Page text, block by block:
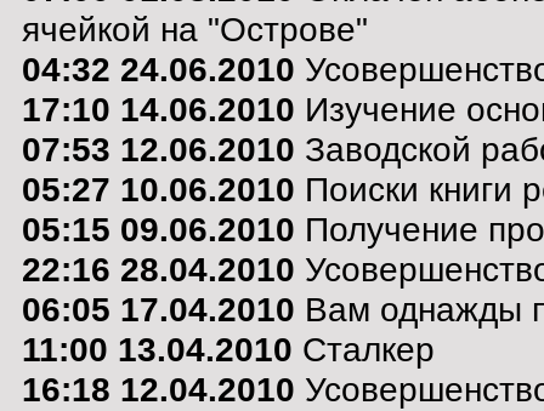
ячейкой на "Острове"
04:32 24.06.2010
17:10 14.06.2010 Изучение
07:53 12.06.2010 Заводской
05:27 10.06.2010 Поиски книги
05:15 09.06.2010 Получение
22:16 28.04.2010
06:05 17.04.2010 Вам однажды
11:00 13.04.2010 Сталкер
16:18 12.04.2010